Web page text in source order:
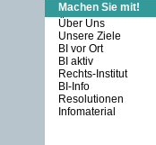
Machen Sie mit!
Über Uns
Unsere Ziele
BI vor Ort
BI aktiv
Rechts-Institut
BI-Info
Resolutionen
Infomaterial